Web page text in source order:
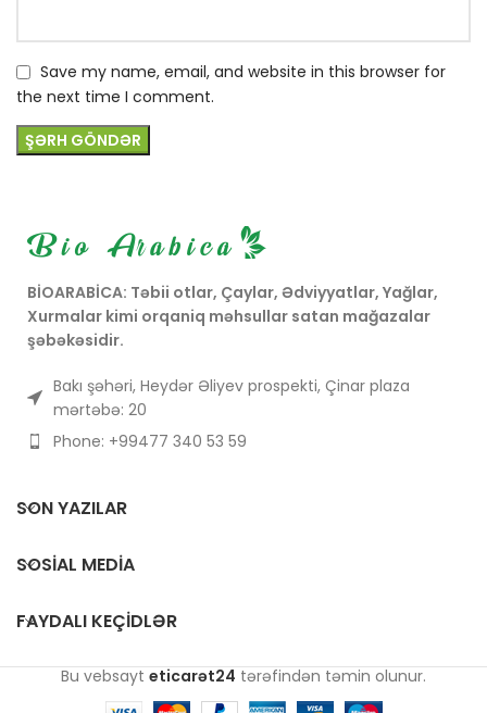
Save my name, email, and website in this browser for
the next time I comment.
BİOARABİCA: Təbii otlar, Çaylar, Ədviyyatlar, Yağlar,
Xurmalar kimi orqaniq məhsullar satan mağazalar
şəbəkəsidir.
Bakı şəhəri, Heydər Əliyev prospekti, Çinar plaza
mərtəbə: 20
Phone: +99477 340 53 59
SON YAZILAR
SOSIAL MEDIA
FAYDALI KEÇIDLƏR
Bu vebsayt eticarət24 tərəfindən təmin olunur.